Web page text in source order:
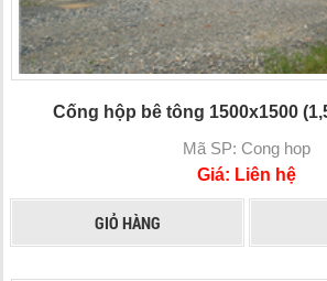
Cống hộp bê tông 1500x1500
Mã SP: Cong hop
Giá: Liên hệ
GIỎ HÀNG